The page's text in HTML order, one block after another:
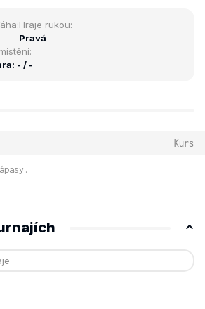
Hraje rukou:
Pravá
- / -
Kurs